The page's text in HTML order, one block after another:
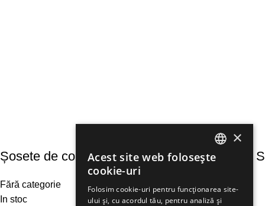
Șosete de compresie Eleven Ronda White – S
Fără categorie
In stoc
ROMANIAN
ENGLISH
×
Acest site web folosește
cookie-uri
Folosim cookie-uri pentru funcționarea site-
ului și, cu acordul tău, pentru analiză și